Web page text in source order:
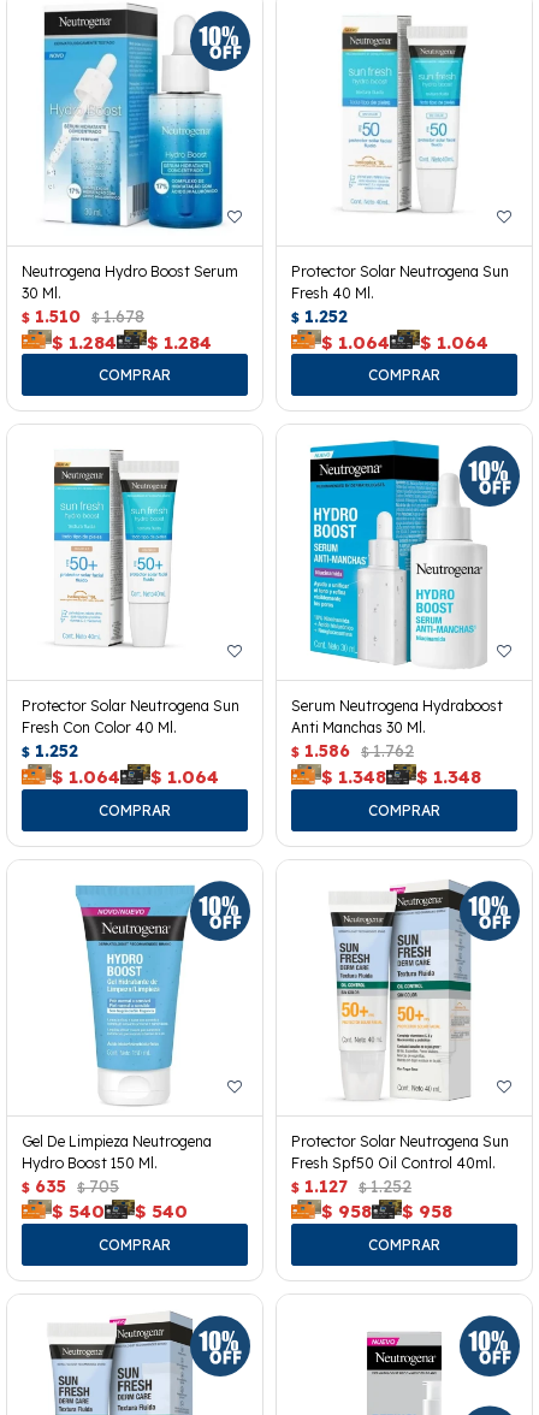
Neutrogena Hydro Boost Serum
30 Ml.
$ 1.510 $ 1.678
$ 1.284 $ 1.284
Protector Solar Neutrogena Sun
Fresh 40 Ml.
$ 1.252
$ 1.064 $ 1.064
Protector Solar Neutrogena Sun
Fresh Con Color 40 Ml.
$ 1.252
$ 1.064 $ 1.064
Serum Neutrogena Hydraboost
Anti Manchas 30 Ml.
$ 1.586 $ 1.762
$ 1.348 $ 1.348
Gel De Limpieza Neutrogena
Hydro Boost 150 Ml.
$ 635 $ 705
$ 540 $ 540
Protector Solar Neutrogena Sun
Fresh Spf50 Oil Control 40ml.
$ 1.127 $ 1.252
$ 958 $ 958